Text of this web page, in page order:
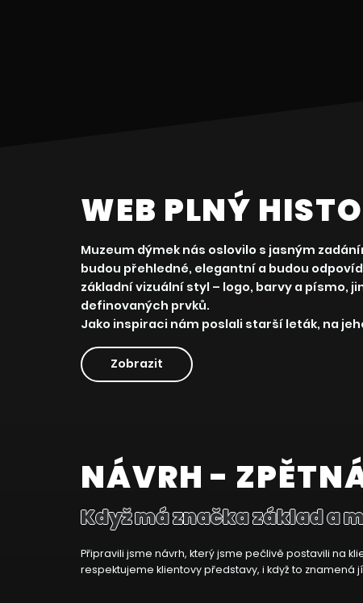
WEB PLNÝ
Muzeum dýmek nás oslovilo s jasným
budou přehledné, elegantní a budou
základní vizuální styl – logo, barvy a písmo,
definovaných prvků.
Jako inspiraci nám poslali starší leták, na
Zobrazit
NÁVRH -
Když má značka základ a
Připravili jsme návrh, který jsme pečlivě postavili na
respektujeme klientovy představy, i když to znamená